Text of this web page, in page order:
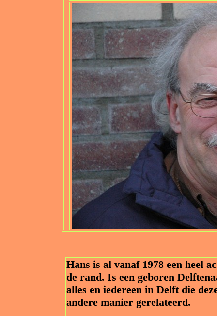
Hans is al vanaf 1978 een heel
de rand. Is een geboren
alles en iedereen in Delft die
andere manier gerelateerd.